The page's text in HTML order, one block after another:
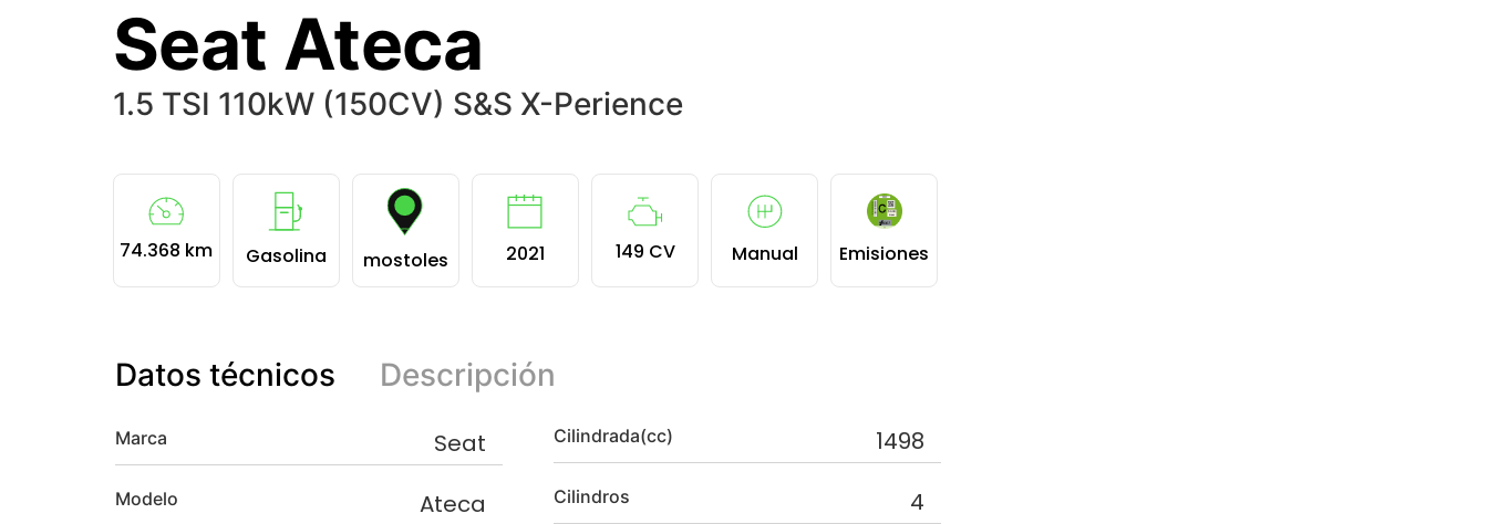
Seat Ateca
1.5 TSI 110kW (150CV) S&S X-Perience
74.368 km Gasolina mostoles 2021 149 CV Manual Emisiones
Datos técnicos Descripción
Marca Seat
Modelo Ateca
Cilindrada(cc) 1498
Cilindros 4